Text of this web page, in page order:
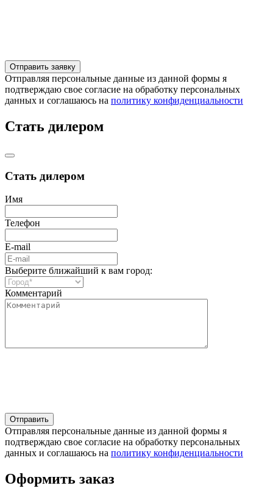
Отправляя персональные данные из данной формы я
подтверждаю свое согласие на обработку персональных
данных и соглашаюсь на политику конфиденциальности
Стать дилером
Стать дилером
Имя
Телефон
E-mail
Выберите ближайший к вам город:
Комментарий
Отправляя персональные данные из данной формы я
подтверждаю свое согласие на обработку персональных
данных и соглашаюсь на политику конфиденциальности
Оформить заказ